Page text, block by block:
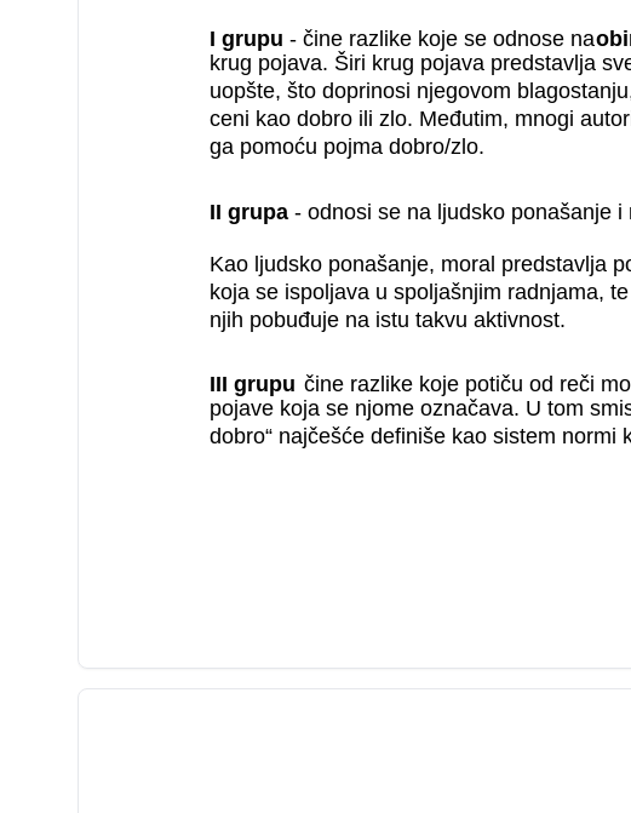
I grupu - čine razlike koje se odnose na
krug pojava. Širi krug pojava predstavlja
uopšte, što doprinosi njegovom
ceni kao dobro ili zlo. Međutim, mnogi
ga pomoću pojma dobro/zlo.
II grupa - odnosi se na ljudsko ponašanje i
Kao ljudsko ponašanje, moral predstavlja
koja se ispoljava u spoljašnjim radnjama,
njih pobuđuje na istu takvu aktivnost.
III grupu čine razlike koje potiču od reči
pojave koja se njome označava. U tom
dobro“ najčešće definiše kao sistem normi